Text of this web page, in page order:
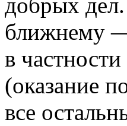
добрых
ближнему
в
(оказание
все